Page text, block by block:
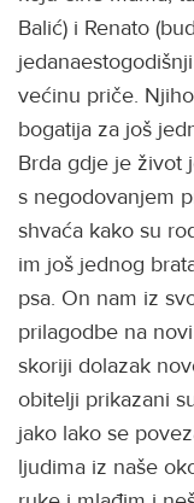
Balić) i Renato
većinu priče.
bogatija za još
Brda gdje je život
s negodovanjem
shvaća kako su
im još jednog
psa. On nam iz
prilagodbe na
skoriji dolazak
obitelji prikazani
jako lako se
ljudima iz naše